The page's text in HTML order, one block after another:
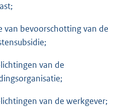
van bevoorschotting van de
van de
van de werkgever;